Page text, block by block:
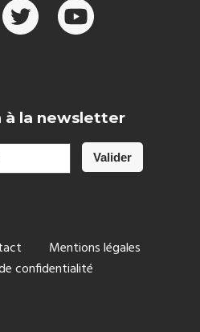
à la newsletter
Mentions légales
confidentialité